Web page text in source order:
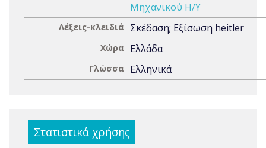
Μηχανικού Η/Υ
Λέξεις-κλειδιά Σκέδαση; Εξίσωση heitler
Χώρα Ελλάδα
Γλώσσα Ελληνικά
Στατιστικά χρήσης